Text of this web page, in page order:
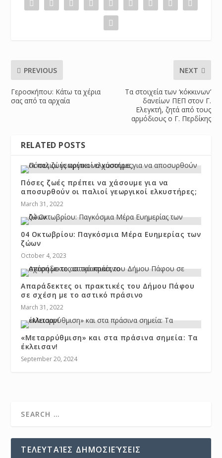
PREVIOUS
Γεροσκήπου: Κάτω τα χέρια
σας από τα αρχαία
NEXT
Τα στοιχεία των ‘κόκκινων’
δανείων ΠΕΠ στον Γ.
Ελεγκτή, ζητά από τους
αρμόδιους ο Γ. Περδίκης
RELATED POSTS
Πόσες ζωές πρέπει να χάσουμε για να
αποσυρθούν οι παλιοί γεωργικοί ελκυστήρες;
March 31, 2022
04 Οκτωβρίου: Παγκόσμια Μέρα Ευημερίας των
ζώων
October 4, 2023
Απαράδεκτες οι πρακτικές του Δήμου Πάφου
σε σχέση με το αστικό πράσινο
March 31, 2022
«Μεταρρύθμιση» και στα πράσινα σημεία: Τα
έκλεισαν!
September 20, 2024
ΤΕΛΕΥΤΑΊΕΣ ΔΗΜΟΣΙΕΎΣΕΙΣ